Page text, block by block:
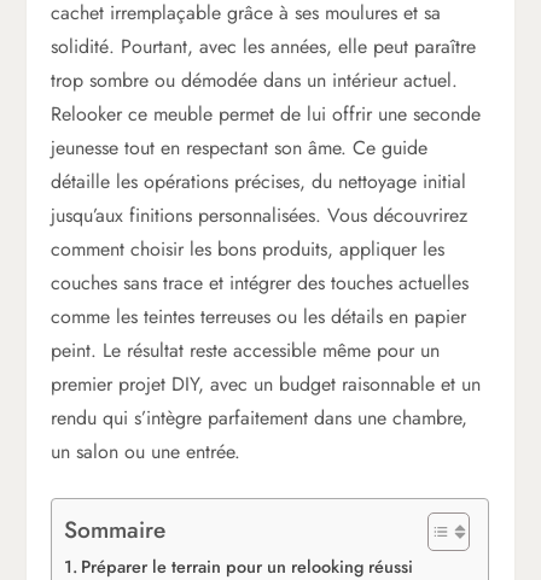
cachet irremplaçable grâce à ses moulures et sa
solidité. Pourtant, avec les années, elle peut paraître
trop sombre ou démodée dans un intérieur actuel.
Relooker ce meuble permet de lui offrir une seconde
jeunesse tout en respectant son âme. Ce guide
détaille les opérations précises, du nettoyage initial
jusqu’aux finitions personnalisées. Vous découvrirez
comment choisir les bons produits, appliquer les
couches sans trace et intégrer des touches actuelles
comme les teintes terreuses ou les détails en papier
peint. Le résultat reste accessible même pour un
premier projet DIY, avec un budget raisonnable et un
rendu qui s’intègre parfaitement dans une chambre,
un salon ou une entrée.
Sommaire
Préparer le terrain pour un relooking réussi